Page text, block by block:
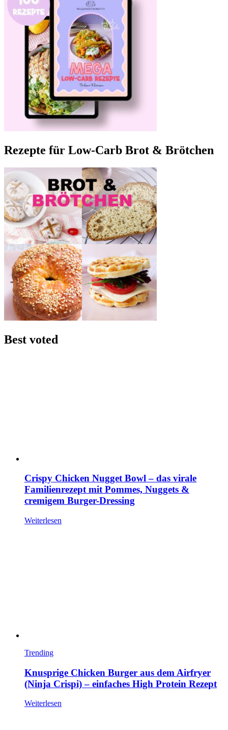
Rezepte für Low-Carb Brot & Brötchen
Best voted
Crispy Chicken Nugget Bowl – das virale
Familienrezept mit Pommes, Nuggets &
cremigem Burger-Dressing
Weiterlesen
Trending
Knusprige Chicken Burger aus dem Airfryer
(Ninja Crispi) – einfaches High Protein Rezept
Weiterlesen